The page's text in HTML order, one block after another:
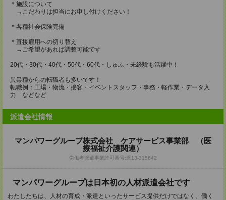
＊施設について
→こだわりは担当にお申し付けください！
＊各種社会保険完備
＊直接雇用への切り替え
→ご希望があれば調整可能です
20代・30代・40代・50代・60代・しゅふ・未経験も活躍中！
異業種からの転職者も多いです！
転職例：工場・物流・接客・イベントスタッフ・事務・軽作業・データ入
力 などなど
派遣会社情報
マンパワーグループ株式会社 ケアサービス事業部 （医
療福祉介護関連）
労働者派遣事業許可番号:派13-315642
マンパワーグループは日本初の人材派遣会社です
わたしたちは、人材の育成・派遣といったサービス提供だけではなく、働く